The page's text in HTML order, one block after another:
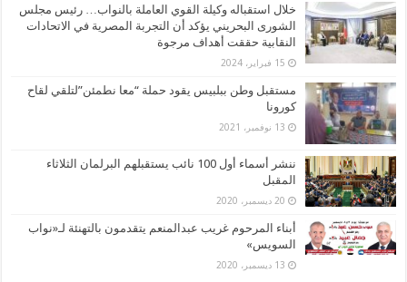
خلال استقباله وكيلة القوي العاملة بالنواب… رئيس مجلس
الشورى البحريني يؤكد أن التجربة المصرية في الاتحادات
النقابية حققت أهداف مرجوة
15 فبراير، 2024
مستقبل وطن ببلبيس يقود حملة “معا نطمئن”لتلقي لقاح
كورونا
13 نوفمبر، 2021
ننشر أسماء أول 100 نائب يستقبلهم البرلمان الثلاثاء
المقبل
20 ديسمبر، 2020
أبناء المرحوم غريب عبدالمنعم يتقدمون بالتهنئة لـ«نواب
السويس»
13 ديسمبر، 2020